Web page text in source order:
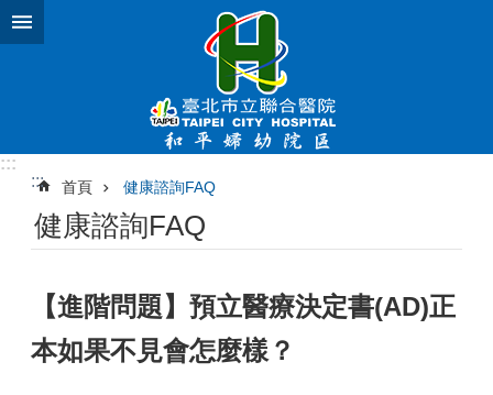
跳到主要內容區塊
:::
:::
首頁 健康諮詢FAQ
健康諮詢FAQ
【進階問題】預立醫療決定書(AD)正
本如果不見會怎麼樣？